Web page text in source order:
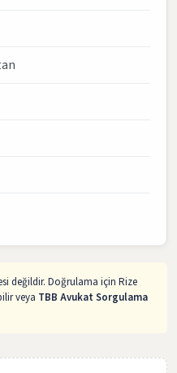
değildir. Doğrulama için Rize
veya TBB Avukat Sorgulama